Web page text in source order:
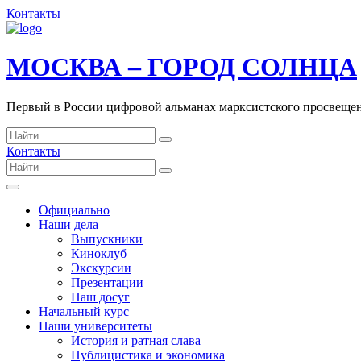
Контакты
МОСКВА – ГОРОД СОЛНЦА
Первый в России цифровой альманах марксистского
Контакты
Официально
Наши дела
Выпускники
Киноклуб
Экскурсии
Презентации
Наш досуг
Начальный курс
Наши университеты
История и ратная слава
Публицистика и экономика